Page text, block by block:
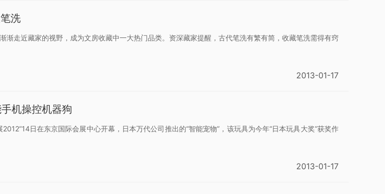
洗
渐走近藏家的视野，成为文房收藏中一大热门品类。资深藏家提醒，古代笔洗有繁有简，收藏笔洗需得有窍
2013-01-17
机操控机器狗
日在东京国际会展中心开幕，日本万代公司推出的“智能宠物”，该玩具为今年“日本玩具大奖”获奖作
2013-01-17